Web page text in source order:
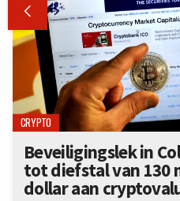

CRYPTO
Beveiligingslek in
tot diefstal van 130
dollar aan